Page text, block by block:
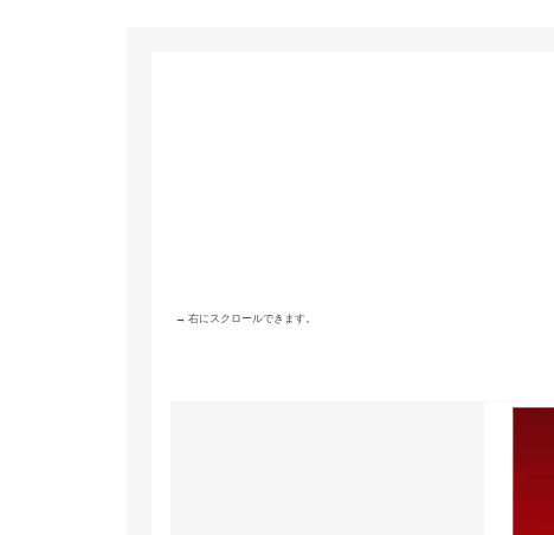
→ 右にスクロールできます。